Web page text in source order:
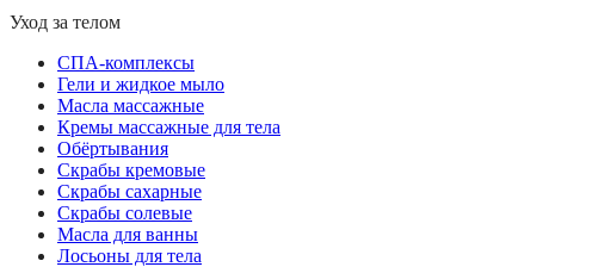
Уход за телом
СПА-комплексы
Гели и жидкое мыло
Масла массажные
Кремы массажные для тела
Обёртывания
Скрабы кремовые
Скрабы сахарные
Скрабы солевые
Масла для ванны
Лосьоны для тела